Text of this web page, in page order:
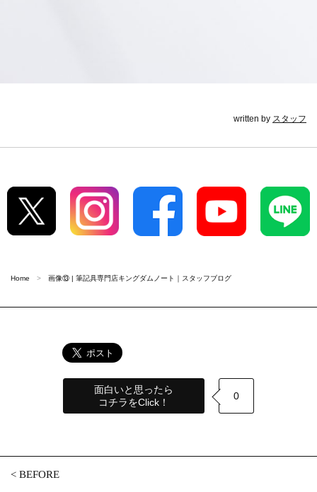
written by スタッフ
Home 画像⑬ | 筆記具専門店キングダムノート｜スタッフブログ
面白いと思ったら
コチラをClick！
0
<BEFORE